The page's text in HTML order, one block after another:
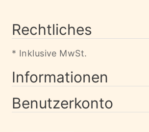
Rechtliches
* Inklusive MwSt.
Informationen
Benutzerkonto